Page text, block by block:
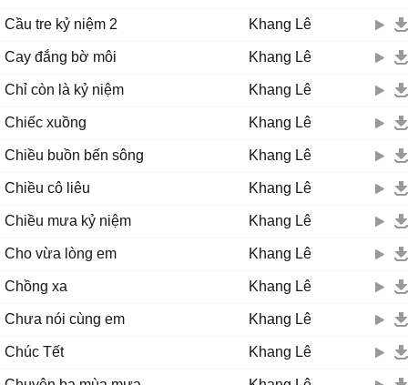
Cầu tre kỷ niệm 2 Khang Lê
Cay đắng bờ môi Khang Lê
Chỉ còn là kỷ niệm Khang Lê
Chiếc xuồng Khang Lê
Chiều buồn bến sông Khang Lê
Chiều cô liêu Khang Lê
Chiều mưa kỷ niệm Khang Lê
Cho vừa lòng em Khang Lê
Chồng xa Khang Lê
Chưa nói cùng em Khang Lê
Chúc Tết Khang Lê